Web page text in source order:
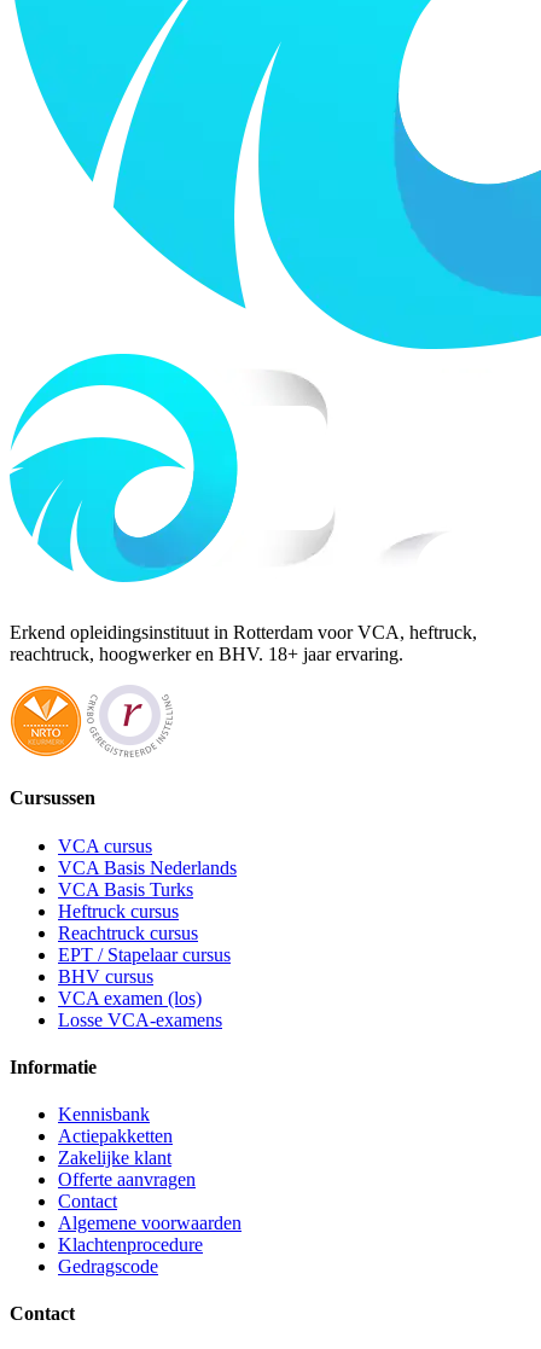
Erkend opleidingsinstituut in Rotterdam voor VCA, heftruck,
reachtruck, hoogwerker en BHV. 18+ jaar ervaring.
Cursussen
VCA cursus
VCA Basis Nederlands
VCA Basis Turks
Heftruck cursus
Reachtruck cursus
EPT / Stapelaar cursus
BHV cursus
VCA examen (los)
Losse VCA-examens
Informatie
Kennisbank
Actiepakketten
Zakelijke klant
Offerte aanvragen
Contact
Algemene voorwaarden
Klachtenprocedure
Gedragscode
Contact